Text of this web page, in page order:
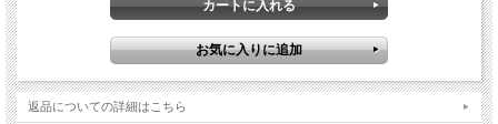
返品についての詳細はこちら